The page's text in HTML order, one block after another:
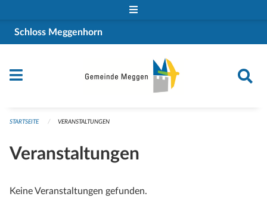
Schloss Meggenhorn
STARTSEITE VERANSTALTUNGEN
Veranstaltungen
Keine Veranstaltungen gefunden.